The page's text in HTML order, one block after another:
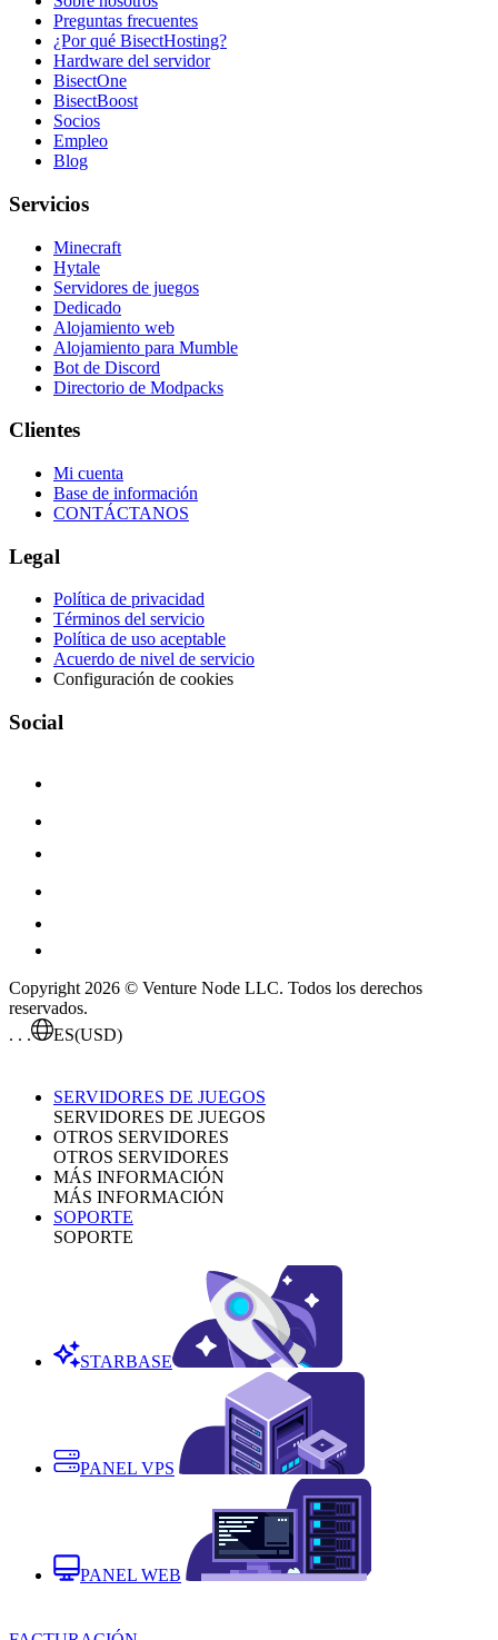
Preguntas frecuentes
¿Por qué BisectHosting?
Hardware del servidor
BisectOne
BisectBoost
Socios
Empleo
Blog
Servicios
Minecraft
Hytale
Servidores de juegos
Dedicado
Alojamiento web
Alojamiento para Mumble
Bot de Discord
Directorio de Modpacks
Clientes
Mi cuenta
Base de información
CONTÁCTANOS
Legal
Política de privacidad
Términos del servicio
Política de uso aceptable
Acuerdo de nivel de servicio
Configuración de cookies
Social
Copyright 2026 © Venture Node LLC. Todos los derechos
reservados.
. . .
ES(USD)
SERVIDORES DE JUEGOS
SERVIDORES DE JUEGOS
OTROS SERVIDORES
OTROS SERVIDORES
MÁS INFORMACIÓN
MÁS INFORMACIÓN
SOPORTE
SOPORTE
STARBASE
PANEL VPS
PANEL WEB